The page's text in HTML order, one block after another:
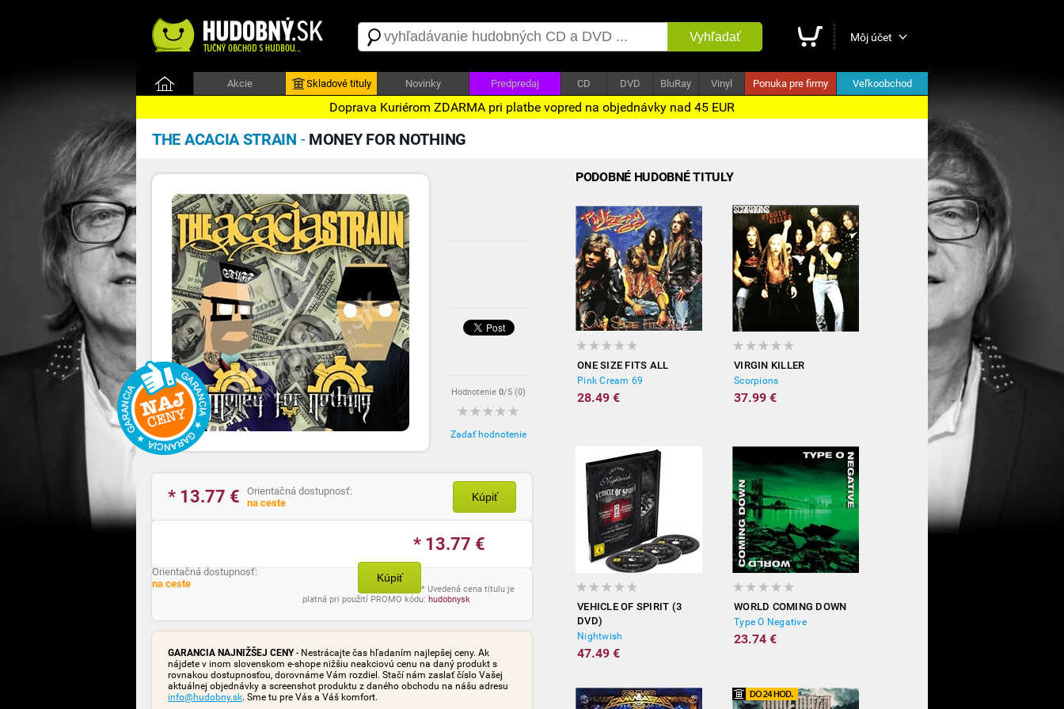
Vyhľadať Môj účet
Akcie Skladové tituly Novinky Predpredaj CD DVD BluRay Vinyl Ponuka pre firmy Veľkoobchod
Doprava Kuriérom ZDARMA pri platbe vopred na objednávky nad 45 EUR
THE ACACIA STRAIN - MONEY FOR NOTHING
Hodnotenie 0/5 (0)
Zadať hodnotenie
* 13.77 €
Orientačná dostupnosť:
na ceste
Kúpiť
* 13.77 €
Orientačná dostupnosť:
na ceste
Kúpiť
* Uvedená cena titulu je
platná pri použití PROMO kódu: hudobnysk
GARANCIA NAJNIŽŠEJ CENY- Nestrácajte čas hľadaním najlepšej ceny. Ak
nájdete v inom slovenskom e-shope nižšiu neakciovú cenu na daný produkt s
rovnakou dostupnosťou, dorovnáme Vám rozdiel. Stačí nám zaslať číslo Vašej
aktuálnej objednávky a screenshot produktu z daného obchodu na nášu adresu
info@hudobny.sk. Sme tu pre Vás a Váš komfort.
PODOBNÉ HUDOBNÉ TITULY
ONE SIZE FITS ALL
Pink Cream 69
28.49 €
VIRGIN KILLER
Scorpions
37.99 €
VEHICLE OF SPIRIT (3
DVD)
Nightwish
47.49 €
WORLD COMING DOWN
Type O Negative
23.74 €